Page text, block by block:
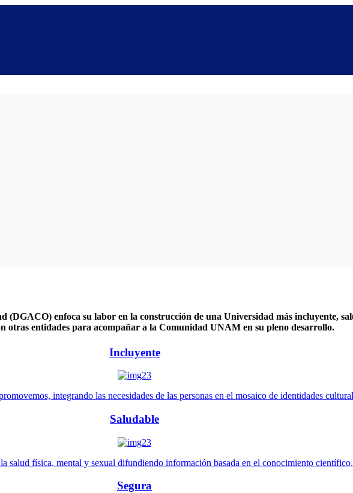
(DGACO) enfoca su labor en la construcción de una Universidad más incluyente,
otras entidades para acompañar a la Comunidad UNAM en su pleno desarrollo.
Incluyente
integrando las necesidades de las personas en el mosaico de identidades
Saludable
salud física, mental y sexual difundiendo información basada en el conocimiento
Segura